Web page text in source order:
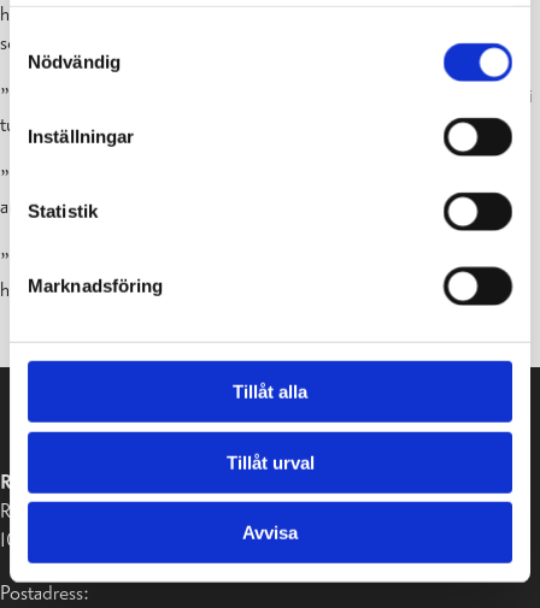
Samtyckesval
Nödvändig
Inställningar
Statistik
Marknadsföring
Tillåt alla
Tillåt urval
Avvisa
högis. Desto mera jag tänker på det så börjar det pirra i magen. Jag
ser typ inte riktigt fram emot det men det kan väl bli ganska roligt.”
”Det är spännande, och jag är nervös på samma gång. Högis kan bli
tufft men jag hoppas att det verkligen går bra. ”
”Det kommer att bli roligt att hitta nya vänner på högstadiet från
andra skolor.”
”Jag ser framemot alla nya ämnen som vi kommer att ha som t.ex.
huslig ekonomi, metallslöjd och kemi.”
RASEBORGS STAD
Raseborgsvägen 37
10650 Ekenäs
Postadress: